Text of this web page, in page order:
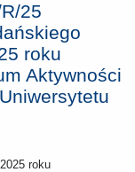
25
roku
Aktywności
roku